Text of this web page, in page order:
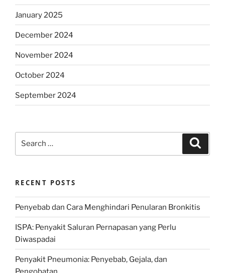
January 2025
December 2024
November 2024
October 2024
September 2024
RECENT POSTS
Penyebab dan Cara Menghindari Penularan Bronkitis
ISPA: Penyakit Saluran Pernapasan yang Perlu
Diwaspadai
Penyakit Pneumonia: Penyebab, Gejala, dan